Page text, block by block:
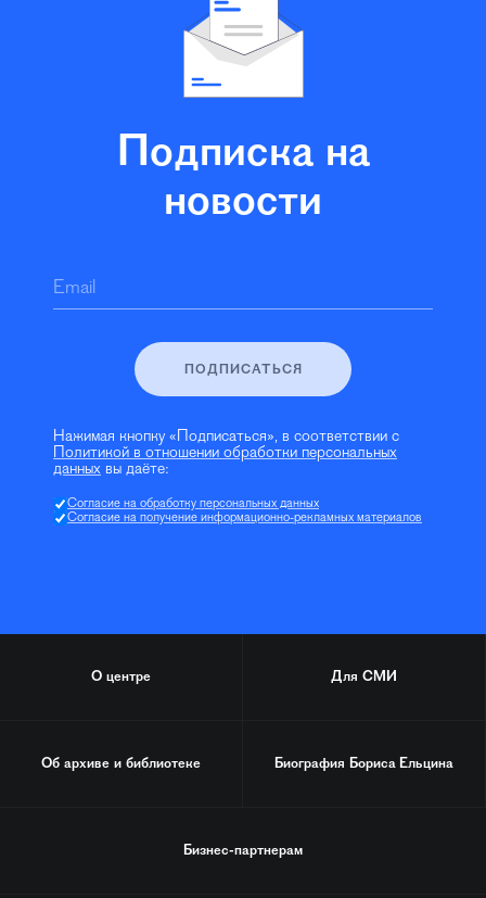
Подписка на
новости
Email
ПОДПИСАТЬСЯ
Нажимая кнопку «Подписаться», в соответствии с
Политикой в отношении обработки персональных
данных вы даёте:
Согласие на обработку персональных данных
Согласие на получение информационно-рекламных материалов
О центре Для СМИ
Об архиве и библиотеке Биография Бориса Ельцина
Бизнес-партнерам